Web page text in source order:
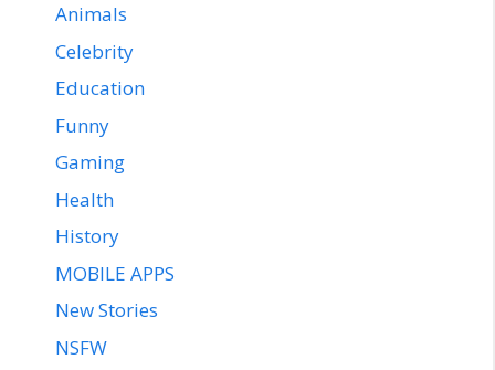
Animals
Celebrity
Education
Funny
Gaming
Health
History
MOBILE APPS
New Stories
NSFW